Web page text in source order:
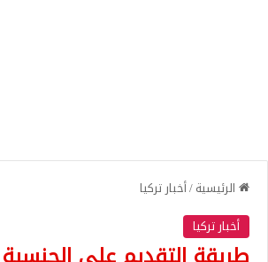
الرئيسية/أخبار تركيا
أخبار تركيا